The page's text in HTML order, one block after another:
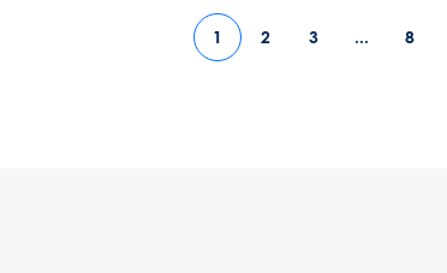
1 2 3 ... 8